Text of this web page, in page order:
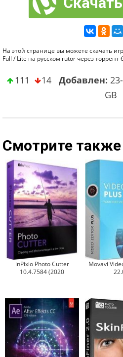
На этой странице вы можете скачать
Full / Lite на русском rutor через торрент
111 14 Добавлен:
GB
Смотрите также
inPixio Photo Cutter
10.4.7584 (2020
Movavi